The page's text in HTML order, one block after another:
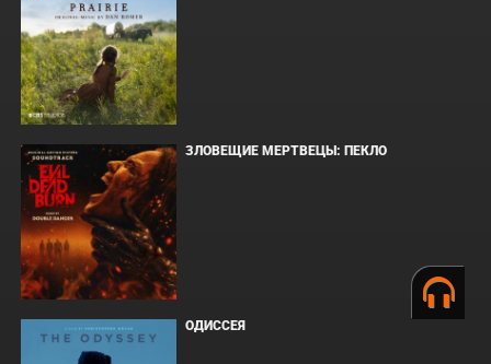
ЗЛОВЕЩИЕ МЕРТВЕЦЫ: ПЕКЛО
ОДИССЕЯ